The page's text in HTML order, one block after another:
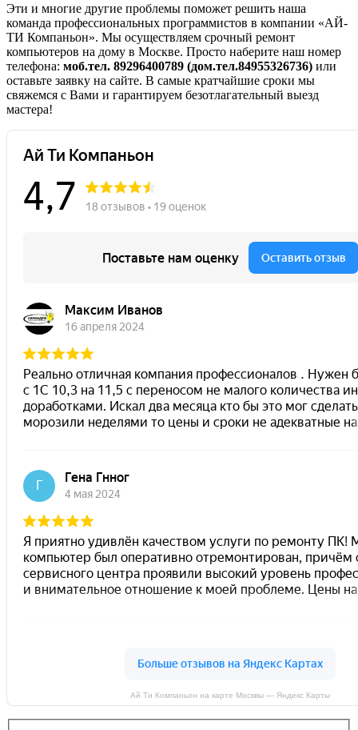
Эти и многие другие проблемы поможет решить наша
команда профессиональных программистов в компании «АЙ-
ТИ Компаньон». Мы осуществляем срочный ремонт
компьютеров на дому в Москве. Просто наберите наш номер
телефона: моб.тел. 89296400789 (дом.тел.84955326736) или
оставьте заявку на сайте. В самые кратчайшие сроки мы
свяжемся с Вами и гарантируем безотлагательный выезд
мастера!
Ай Ти Компаньон на карте Москвы — Яндекс Карты